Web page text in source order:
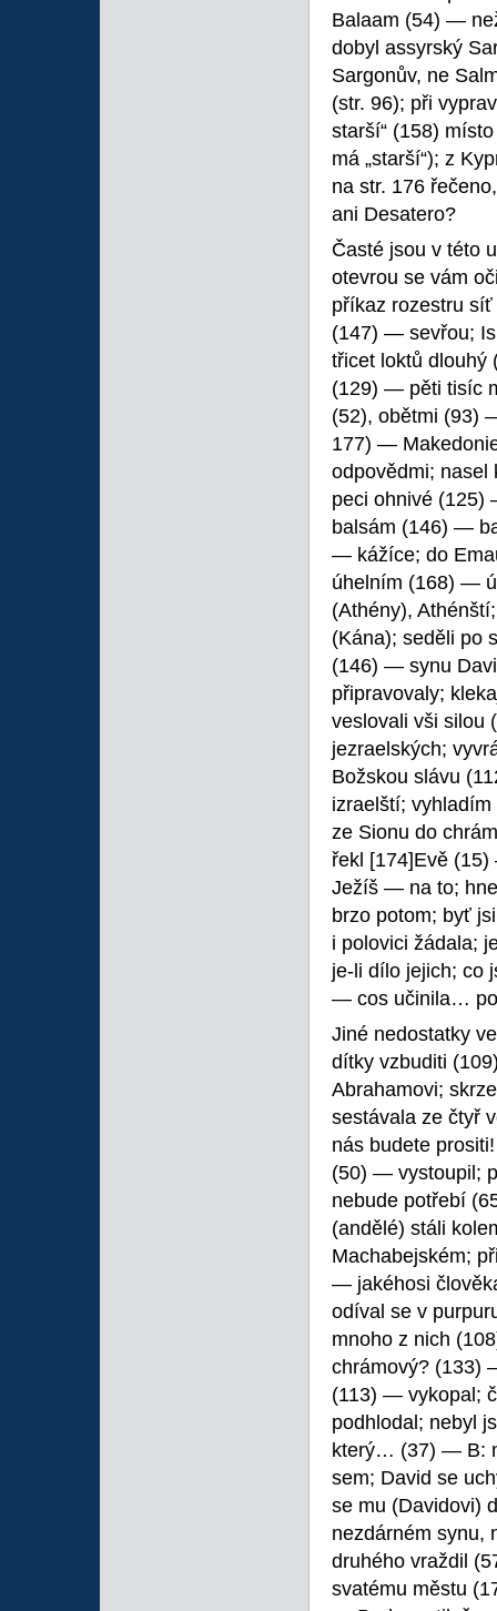
Balaam (54) —
dobyl assyrský
Sargonův, ne
(str. 96); při
starší“ (158)
má „starší“); z
na str. 176
ani Desatero?
Časté jsou v této
otevrou se vám
příkaz rozestru
(147) — sevřou;
třicet loktů
(129) — pěti tisíc
(52), obětmi (93)
177) —
odpovědmi;
peci ohnivé
balsám (146) —
— kážíce; do
úhelním (168) —
(Athény),
(Kána); seděli po
(146) — synu
připravovaly;
veslovali vši
jezraelských;
Božskou slávu
izraelští;
ze Sionu do
řekl [174]Evě
Ježíš — na to;
brzo potom; byť
i polovici žádala;
je-li dílo jejich; co
— cos učinila… po
Jiné nedostatky
dítky vzbuditi
Abrahamovi;
sestávala ze čtyř
nás budete
(50) — vystoupil;
nebude potřebí
(andělé) stáli
Machabejském;
— jakéhosi
odíval se v
mnoho z nich
chrámový? (133)
(113) — vykopal;
podhlodal; nebyl
který… (37) — B:
sem; David se
se mu (Davidovi)
nezdárném synu,
druhého vraždil
svatému městu